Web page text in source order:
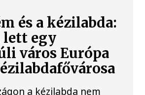
és a kézilabda:
lett egy
város Európa
a kézilabda nem